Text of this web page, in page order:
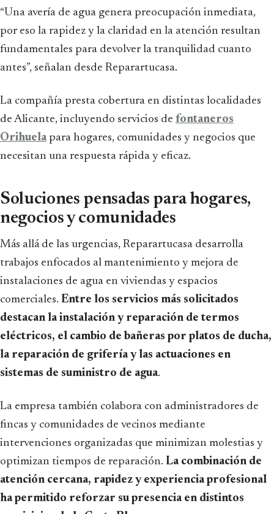
“Una avería de agua genera preocupación inmediata,
por eso la rapidez y la claridad en la atención resultan
fundamentales para devolver la tranquilidad cuanto
antes”, señalan desde Reparartucasa.
La compañía presta cobertura en distintas localidades
de Alicante, incluyendo servicios de fontaneros
Orihuelapara hogares, comunidades y negocios que
necesitan una respuesta rápida y eficaz.
Soluciones pensadas para hogares,
negocios y comunidades
Más allá de las urgencias, Reparartucasa desarrolla
trabajos enfocados al mantenimiento y mejora de
instalaciones de agua en viviendas y espacios
comerciales. Entre los servicios más solicitados
destacan la instalación y reparación de termos
eléctricos, el cambio de bañeras por platos de ducha,
la reparación de grifería y las actuaciones en
sistemas de suministro de agua.
La empresa también colabora con administradores de
fincas y comunidades de vecinos mediante
intervenciones organizadas que minimizan molestias y
optimizan tiempos de reparación. La combinación de
atención cercana, rapidez y experiencia profesional
ha permitido reforzar su presencia en distintos